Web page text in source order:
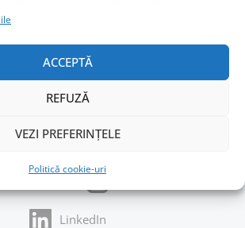
ACCEPTĂ
REFUZĂ
VEZI PREFERINȚELE
Politică cookie-uri
MI ACTIVITATEA
LinkedIn